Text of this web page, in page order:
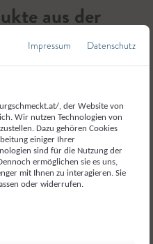
aus der
Impressum Datenschutz
, der Website von
Wir nutzen Technologien von
Dazu gehören Cookies
einiger Ihrer
sind für die Nutzung der
ermöglichen sie es uns,
mit Ihnen zu interagieren. Sie
oder widerrufen.